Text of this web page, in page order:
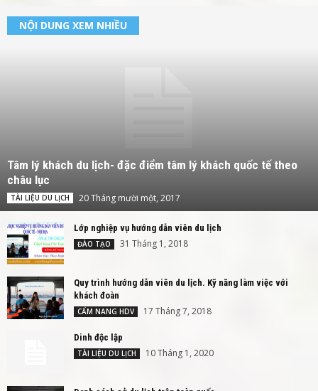
NỘI DUNG XEM NHIỀU
Tâm lý khách du lịch- đặc điểm tâm lý khách quốc tế theo
châu lục
TÀI LIỆU DU LỊCH 20 Tháng mười một, 2017
Lớp nghiệp vụ hướng dẫn viên du lịch
ĐÀO TẠO 31 Tháng 1, 2018
Quy trình hướng dẫn viên du lịch. Kỹ năng làm việc với
khách đoàn
CẨM NANG HDV 17 Tháng 7, 2018
Dinh độc lập
TÀI LIỆU DU LỊCH 10 Tháng 1, 2020